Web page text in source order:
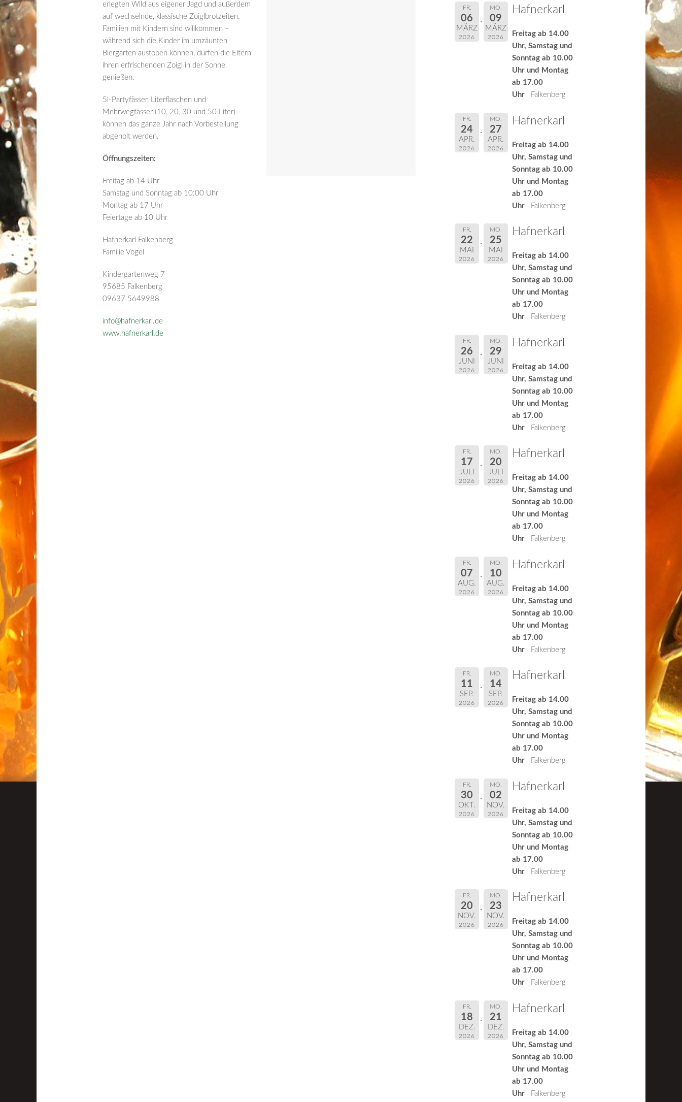
erlegten Wild aus eigener Jagd und außerdem
auf wechselnde, klassische Zoiglbrotzeiten.
Familien mit Kindern sind willkommen –
während sich die Kinder im umzäunten
Biergarten austoben können, dürfen die Eltern
ihren erfrischenden Zoigl in der Sonne
genießen.
5l-Partyfässer, Literflaschen und
Mehrwegfässer (10, 20, 30 und 50 Liter)
können das ganze Jahr nach Vorbestellung
abgeholt werden.
Öffnungszeiten:
Freitag ab 14 Uhr
Samstag und Sonntag ab 10:00 Uhr
Montag ab 17 Uhr
Feiertage ab 10 Uhr
Hafnerkarl Falkenberg
Familie Vogel
Kindergartenweg 7
95685 Falkenberg
09637 5649988
info@hafnerkarl.de
www.hafnerkarl.de
FR.
06
MÄRZ
2026
MO.
09
MÄRZ
2026
Hafnerkarl
Freitag ab 14.00
Uhr, Samstag und
Sonntag ab 10.00
Uhr und Montag
ab 17.00
Uhr
Falkenberg
FR.
24
APR.
2026
MO.
27
APR.
2026
Hafnerkarl
Freitag ab 14.00
Uhr, Samstag und
Sonntag ab 10.00
Uhr und Montag
ab 17.00
Uhr
Falkenberg
FR.
22
MAI
2026
MO.
25
MAI
2026
Hafnerkarl
Freitag ab 14.00
Uhr, Samstag und
Sonntag ab 10.00
Uhr und Montag
ab 17.00
Uhr
Falkenberg
FR.
26
JUNI
2026
MO.
29
JUNI
2026
Hafnerkarl
Freitag ab 14.00
Uhr, Samstag und
Sonntag ab 10.00
Uhr und Montag
ab 17.00
Uhr
Falkenberg
FR.
17
JULI
2026
MO.
20
JULI
2026
Hafnerkarl
Freitag ab 14.00
Uhr, Samstag und
Sonntag ab 10.00
Uhr und Montag
ab 17.00
Uhr
Falkenberg
FR.
07
AUG.
2026
MO.
10
AUG.
2026
Hafnerkarl
Freitag ab 14.00
Uhr, Samstag und
Sonntag ab 10.00
Uhr und Montag
ab 17.00
Uhr
Falkenberg
FR.
11
SEP.
2026
MO.
14
SEP.
2026
Hafnerkarl
Freitag ab 14.00
Uhr, Samstag und
Sonntag ab 10.00
Uhr und Montag
ab 17.00
Uhr
Falkenberg
FR.
30
OKT.
2026
MO.
02
NOV.
2026
Hafnerkarl
Freitag ab 14.00
Uhr, Samstag und
Sonntag ab 10.00
Uhr und Montag
ab 17.00
Uhr
Falkenberg
FR.
20
NOV.
2026
MO.
23
NOV.
2026
Hafnerkarl
Freitag ab 14.00
Uhr, Samstag und
Sonntag ab 10.00
Uhr und Montag
ab 17.00
Uhr
Falkenberg
FR.
18
DEZ.
2026
MO.
21
DEZ.
2026
Hafnerkarl
Freitag ab 14.00
Uhr, Samstag und
Sonntag ab 10.00
Uhr und Montag
ab 17.00
Uhr
Falkenberg